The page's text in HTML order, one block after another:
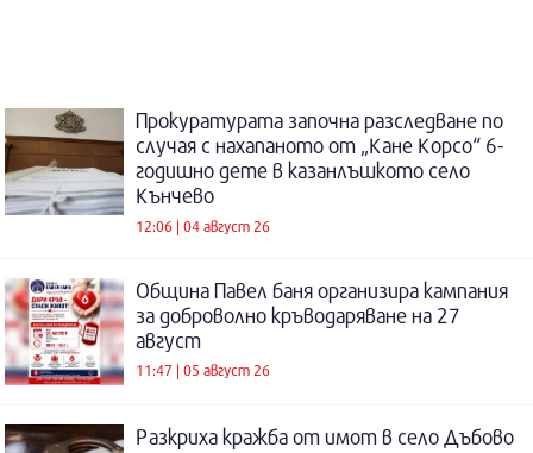
Прокуратурата започна разследване по
случая с нахапаното от „Кане Корсо“ 6-
годишно дете в казанлъшкото село
Кънчево
12:06 | 04 август 26
Община Павел баня организира кампания
за доброволно кръводаряване на 27
август
11:47 | 05 август 26
Разкриха кражба от имот в село Дъбово